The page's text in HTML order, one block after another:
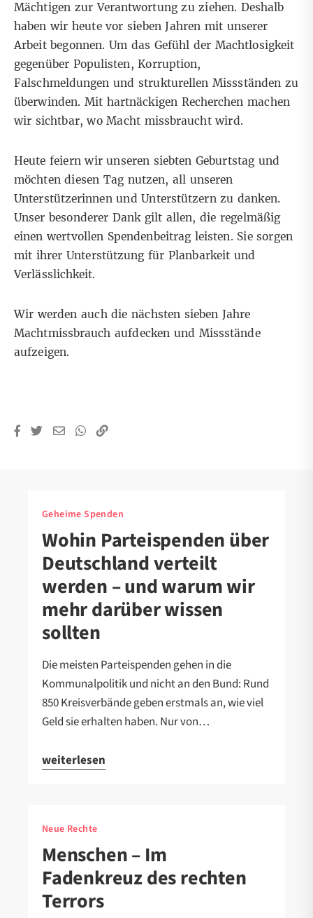
Mächtigen zur Verantwortung zu ziehen. Deshalb
haben wir heute vor sieben Jahren mit unserer
Arbeit begonnen. Um das Gefühl der Machtlosigkeit
gegenüber Populisten, Korruption,
Falschmeldungen und strukturellen Missständen zu
überwinden. Mit hartnäckigen Recherchen machen
wir sichtbar, wo Macht missbraucht wird.
Heute feiern wir unseren siebten Geburtstag und
möchten diesen Tag nutzen, all unseren
Unterstützerinnen und Unterstützern zu danken.
Unser besonderer Dank gilt allen, die regelmäßig
einen wertvollen Spendenbeitrag leisten. Sie sorgen
mit ihrer Unterstützung für Planbarkeit und
Verlässlichkeit.
Wir werden auch die nächsten sieben Jahre
Machtmissbrauch aufdecken und Missstände
aufzeigen.
Geheime Spenden
Wohin Parteispenden über
Deutschland verteilt
werden – und warum wir
mehr darüber wissen
sollten
Die meisten Parteispenden gehen in die
Kommunalpolitik und nicht an den Bund: Rund
850 Kreisverbände geben erstmals an, wie viel
Geld sie erhalten haben. Nur von…
weiterlesen
Neue Rechte
Menschen – Im
Fadenkreuz des rechten
Terrors